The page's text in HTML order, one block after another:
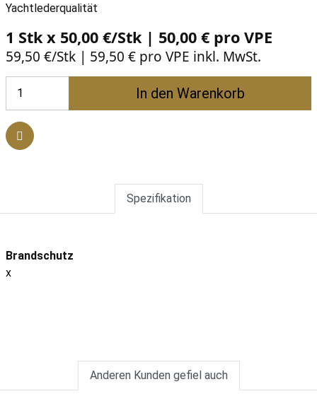
Yachtlederqualität
1 Stk x 50,00 €/Stk | 50,00 € pro VPE
59,50 €/Stk | 59,50 € pro VPE inkl. MwSt.
In den Warenkorb
Spezifikation
Brandschutz
x
Anderen Kunden gefiel auch